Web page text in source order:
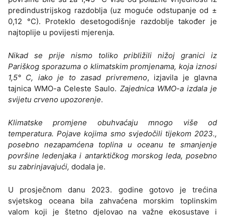
predindustrijskog razdoblja (uz moguće odstupanje od ±
0,12 °C). Proteklo desetogodišnje razdoblje također je
najtoplije u povijesti mjerenja.
Nikad se prije nismo toliko približili nižoj granici iz
Pariškog sporazuma o klimatskim promjenama, koja iznosi
1,5° C, iako je to zasad privremeno, izjavila je glavna
tajnica WMO-a Celeste Saulo. Zajednica WMO-a izdala je
svijetu crveno upozorenje.
Klimatske promjene obuhvaćaju mnogo više od
temperatura. Pojave kojima smo svjedočili tijekom 2023.,
posebno nezapamćena toplina u oceanu te smanjenje
površine ledenjaka i antarktičkog morskog leda, posebno
su zabrinjavajući, dodala je.
U prosječnom danu 2023. godine gotovo je trećina
svjetskog oceana bila zahvaćena morskim toplinskim
valom koji je štetno djelovao na važne ekosustave i